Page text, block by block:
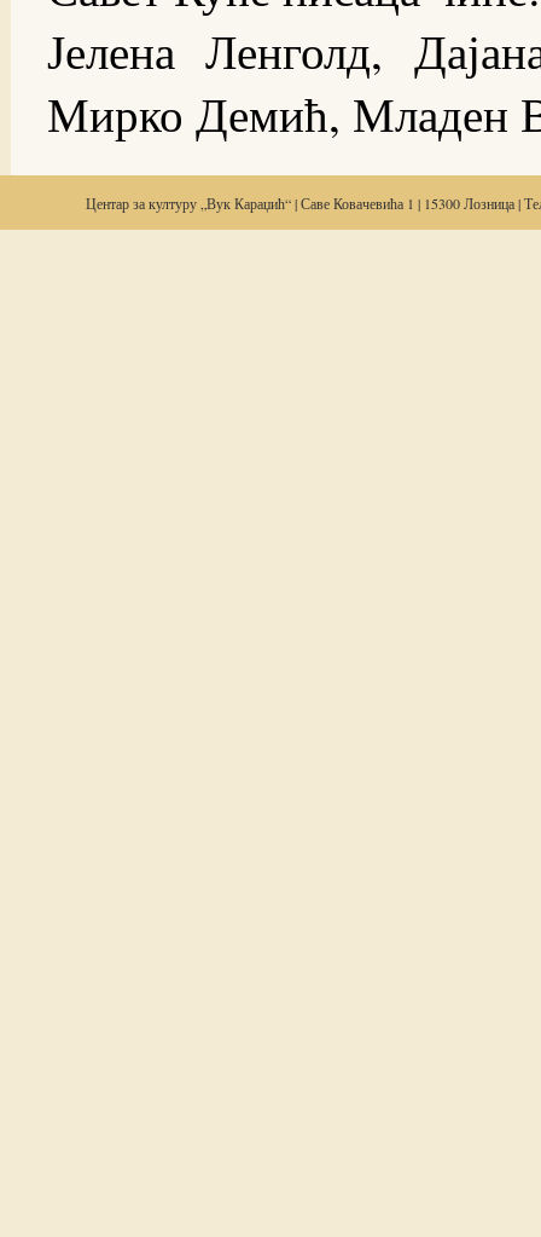
Јелена Ленголд,
Мирко Демић, Младен
Центар закултуру „Вук Караџић“ | Саве Ковачевића 1 | 15300 Лозница |